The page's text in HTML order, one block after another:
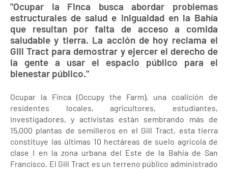
"Ocupar la Finca busca abordar problemas
estructurales de salud e inigualdad en la Bahía
que resultan por falta de acceso a comida
saludable y tierra. La acción de hoy reclama el
Gill Tract para demostrar y ejercer el derecho de
la gente a usar el espacio público para el
bienestar público."
Ocupar la Finca (Occupy the Farm), una coalición de
residentes locales, agricultores, estudiantes,
investigadores, y activistas están sembrando más de
15,000 plantas de semilleros en el Gill Tract, esta tierra
constituye las últimas 10 hectáreas de suelo agrícola de
clase I en la zona urbana del Este de la Bahía de San
Francisco. El Gill Tract es un terreno público administrado